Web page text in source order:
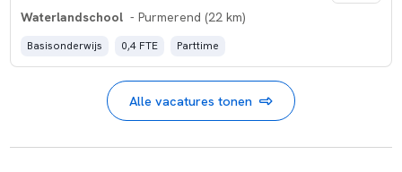
Waterlandschool - Purmerend (22 km)
Basisonderwijs 0,4 FTE Parttime
Alle vacatures tonen